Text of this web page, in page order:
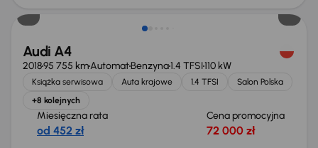
Audi A4
201895 755 kmAutomatBenzyna1.4 TFSI110 kW
Książka serwisowa Auta krajowe 1.4 TFSI
Salon Polska
+8 kolejnych
Miesięczna rata
od 452 zł
Cena promocyjna
72 000 zł